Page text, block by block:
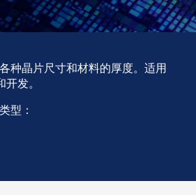
种晶片尺寸和材料的厚度。适用
发。
型：